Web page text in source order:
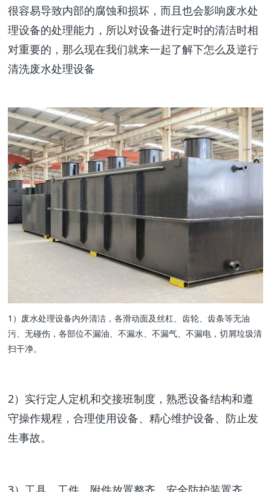
很容易导致内部的腐蚀和损坏，而且也会影响废水处
理设备的处理能力，所以对设备进行定时的清洁时相
对重要的，那么现在我们就来一起了解下怎么及逆行
清洗废水处理设备
1）废水处理设备内外清洁，各滑动面及丝杠、齿轮、齿条等无油
污、无碰伤，各部位不漏油、不漏水、不漏气、不漏电，切屑垃圾清
扫干净。
2）实行定人定机和交接班制度，熟悉设备结构和遵
守操作规程，合理使用设备、精心维护设备、防止发
生事故。